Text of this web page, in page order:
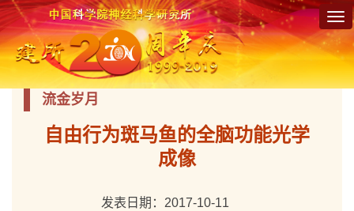
流金岁月
自由行为斑马鱼的全脑功能光学
成像
发表日期：2017-10-11